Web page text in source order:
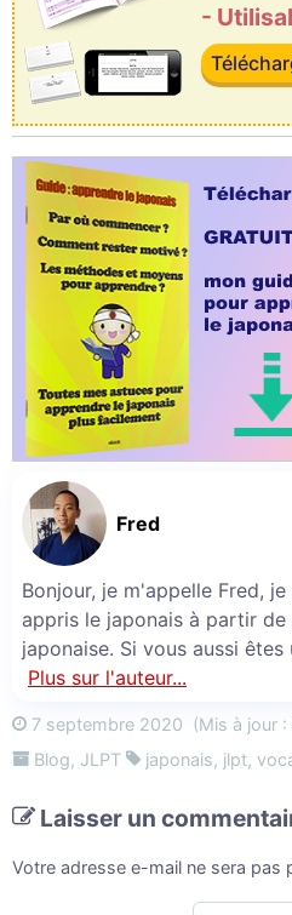
-
Fred
Bonjour, je m'appelle Fred,
appris le japonais à partir
japonaise. Si vous aussi
Plus sur l'auteur...
7 septembre 2020 (Mis à jour
Blog, JLPT japonais, jlpt,
Laisser un
Votre adresse e-mail ne sera pas